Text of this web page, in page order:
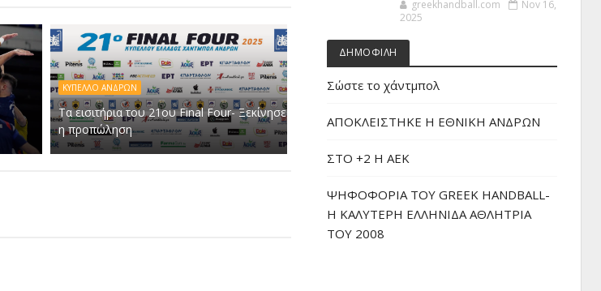
ΚΥΠΕΛΛΟ ΑΝΔΡΩΝ
Τα εισιτήρια του 21ου Final Four- Ξεκίνησε
η προπώληση
greekhandball.com
Nov 16,
2025
ΔΗΜΟΦΙΛΗ
Σώστε το χάντμπολ
ΑΠΟΚΛΕΙΣΤΗΚΕ Η ΕΘΝΙΚΗ ΑΝΔΡΩΝ
ΣΤΟ +2 Η ΑΕΚ
ΨΗΦΟΦΟΡΙΑ ΤΟΥ GREEK HANDBALL-
H ΚΑΛΥΤΕΡΗ ΕΛΛΗΝΙΔΑ ΑΘΛΗΤΡΙΑ
ΤΟΥ 2008